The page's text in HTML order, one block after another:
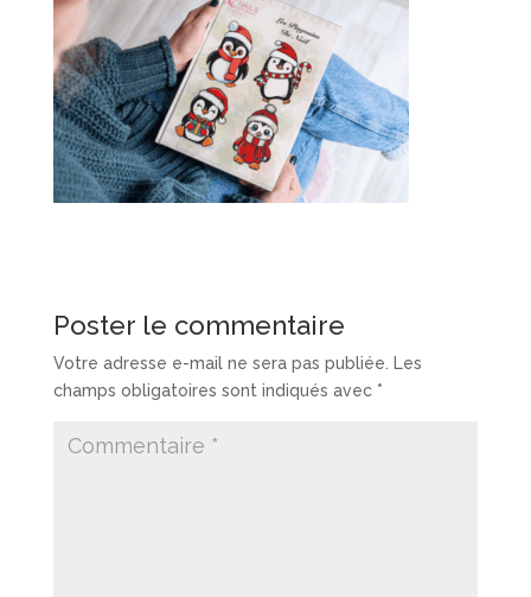
Poster le commentaire
Votre adresse e-mail ne sera pas publiée.
Les
champs obligatoires sont indiqués avec *